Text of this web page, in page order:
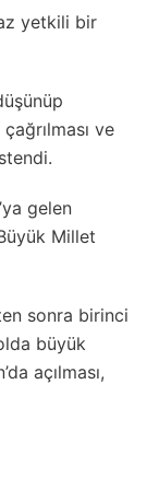
yetkili bir
ve
gelen
Millet
sonra birinci
büyük
açılması,